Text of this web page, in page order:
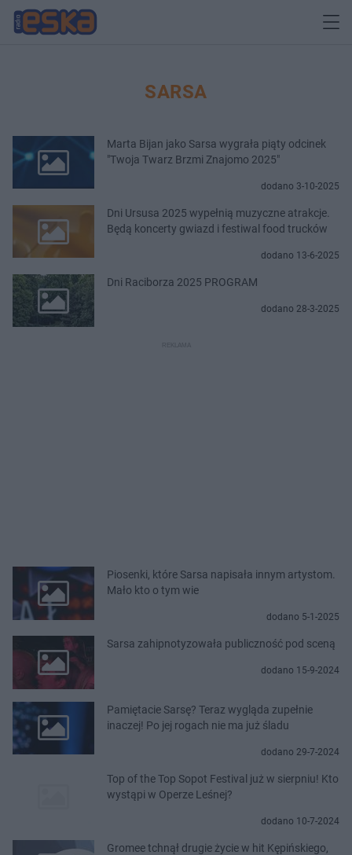
SARSA
Marta Bijan jako Sarsa wygrała piąty odcinek
"Twoja Twarz Brzmi Znajomo 2025"
dodano 3-10-2025
Dni Ursusa 2025 wypełnią muzyczne atrakcje.
Będą koncerty gwiazd i festiwal food trucków
dodano 13-6-2025
Dni Raciborza 2025 PROGRAM
dodano 28-3-2025
Piosenki, które Sarsa napisała innym artystom.
Mało kto o tym wie
dodano 5-1-2025
Sarsa zahipnotyzowała publiczność pod sceną
dodano 15-9-2024
Pamiętacie Sarsę? Teraz wygląda zupełnie
inaczej! Po jej rogach nie ma już śladu
dodano 29-7-2024
Top of the Top Sopot Festival już w sierpniu! Kto
wystąpi w Operze Leśnej?
dodano 10-7-2024
Gromee tchnął drugie życie w hit Kępińskiego,